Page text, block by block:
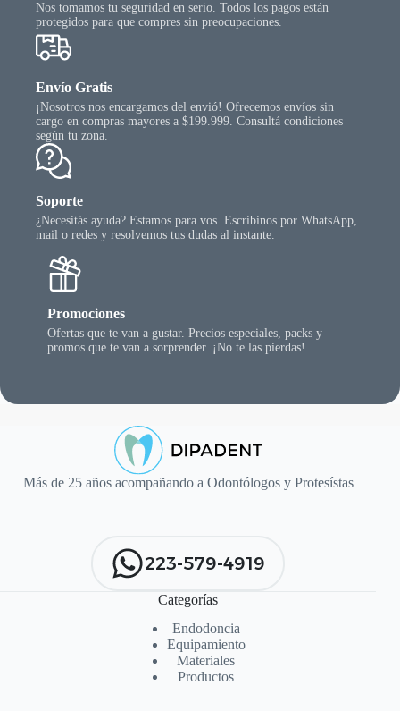
Nos tomamos tu seguridad en serio. Todos los pagos están
protegidos para que compres sin preocupaciones.
Envío Gratis
¡Nosotros nos encargamos del envió! Ofrecemos envíos sin
cargo en compras mayores a $199.999. Consultá condiciones
según tu zona.
Soporte
¿Necesitás ayuda? Estamos para vos. Escribinos por WhatsApp,
mail o redes y resolvemos tus dudas al instante.
Promociones
Ofertas que te van a gustar. Precios especiales, packs y
promos que te van a sorprender. ¡No te las pierdas!
Más de 25 años acompañando a Odontólogos y Protesístas
223-579-4919
Categorías
Endodoncia
Equipamiento
Materiales
Productos